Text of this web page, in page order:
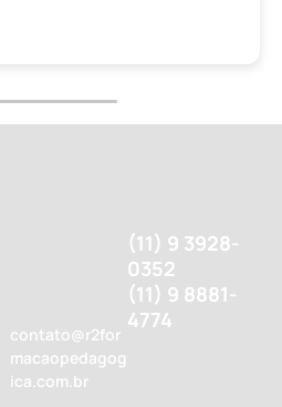
contato@r2for
macaopedagog
ica.com.br
(11) 9 3928-
0352
(11) 9 8881-
4774